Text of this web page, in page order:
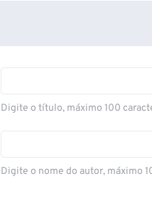
Digite o título, máximo 100
Digite o nome do autor, máximo